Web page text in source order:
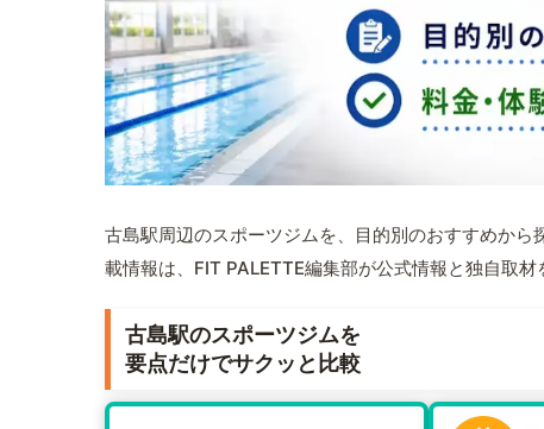
古島駅周辺のスポーツジムを、目的別のおすすめか
載情報は、FIT PALETTE編集部が公式情報と独自取材
古島駅のスポーツジムを
要点だけでサクッと比較